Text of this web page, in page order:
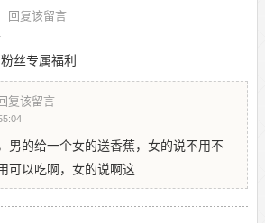
回复该留言
丝专属福利
复该留言
男的给一个女的送香蕉，女的说不用不
可以吃啊，女的说啊这